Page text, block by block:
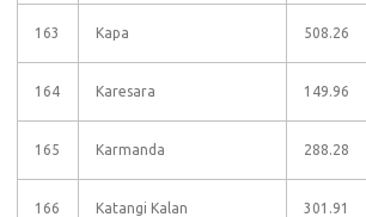
163 Kapa 508.26
164 Karesara 149.96
165 Karmanda 288.28
166 Katangi Kalan 301.91